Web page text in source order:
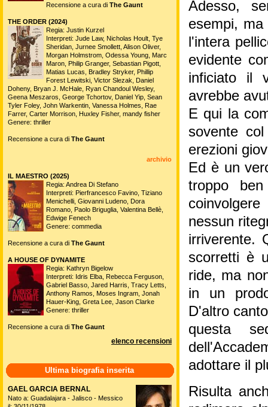
Adesso,
esempi,
l'intera
evidente
inficiato il
avrebbe
E qui la
sovente
erezioni
Ed è un
troppo
nessun
irriverente.
scorretti è
ride, ma
in un
D'altro
questa
adottare il
Risulta
Recensione a cura di The Gaunt
THE ORDER (2024)
Regia: Justin Kurzel
Interpreti: Jude Law, Nicholas Hoult, Tye
Sheridan, Jurnee Smollett, Alison Oliver,
Morgan Holmstrom, Odessa Young, Marc
Maron, Philip Granger, Sebastian Pigott,
Matias Lucas, Bradley Stryker, Phillip
Forest Lewitski, Victor Slezak, Daniel
Doheny, Bryan J. McHale, Ryan Chandoul Wesley,
Geena Meszaros, George Tchortov, Daniel Yip, Sean
Tyler Foley, John Warkentin, Vanessa Holmes, Rae
Farrer, Carter Morrison, Huxley Fisher, mandy fisher
Genere: thriller
Recensione a cura di The Gaunt
archivio
IL MAESTRO (2025)
Regia: Andrea Di Stefano
Interpreti: Pierfrancesco Favino, Tiziano
Menichelli, Giovanni Ludeno, Dora
Romano, Paolo Briguglia, Valentina Bellè,
Edwige Fenech
Genere: commedia
Recensione a cura di The Gaunt
A HOUSE OF DYNAMITE
Regia: Kathryn Bigelow
Interpreti: Idris Elba, Rebecca Ferguson,
Gabriel Basso, Jared Harris, Tracy Letts,
Anthony Ramos, Moses Ingram, Jonah
Hauer-King, Greta Lee, Jason Clarke
Genere: thriller
Recensione a cura di The Gaunt
elenco recensioni
Ultima biografia inserita
GAEL GARCIA BERNAL
Nato a: Guadalajara - Jalisco - Messico